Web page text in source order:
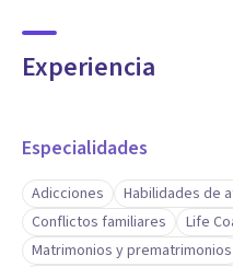
Experiencia
Especialidades
Adicciones
Habilidades de
Conflictos familiares
Life
Matrimonios y prematrimonios